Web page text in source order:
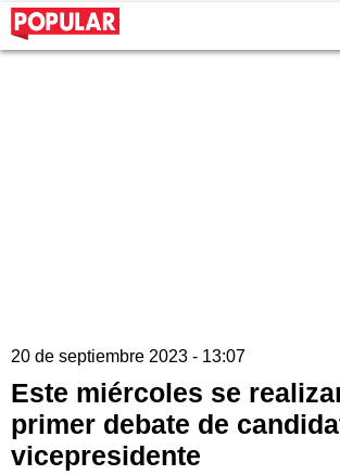
20 de septiembre 2023 - 13:07
Este miércoles se
primer debate de
vicepresidente